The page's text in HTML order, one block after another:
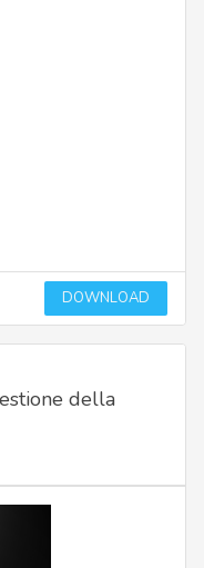
DOWNLOAD
della